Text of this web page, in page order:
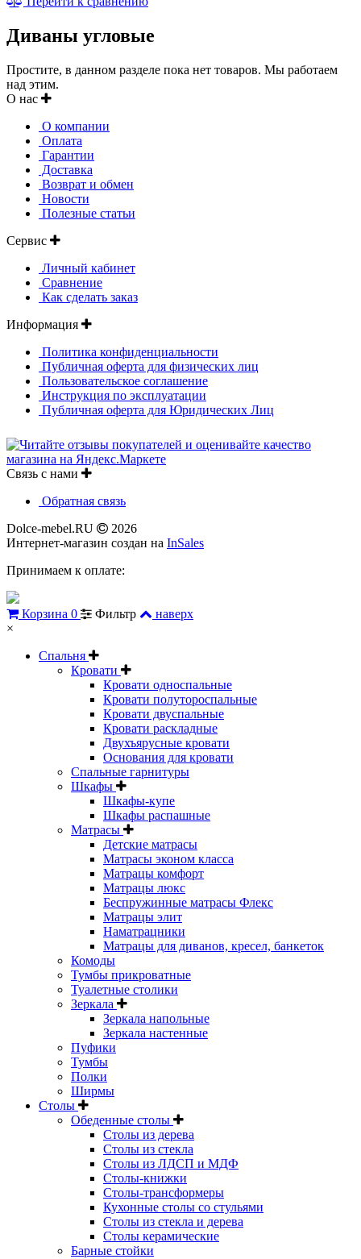
Диваны угловые
Простите, в данном разделе пока нет товаров. Мы работаем
над этим.
О нас
О компании
Оплата
Гарантии
Доставка
Возврат и обмен
Новости
Полезные статьи
Сервис
Личный кабинет
Сравнение
Как сделать заказ
Информация
Политика конфиденциальности
Публичная оферта для физических лиц
Пользовательское соглашение
Инструкция по эксплуатации
Публичная оферта для Юридических Лиц
Связь с нами
Обратная связь
Dolce-mebel.RU
2026
Интернет-магазин создан на InSales
Принимаем к оплате:
Корзина 0 Фильтр
наверх
×
Спальня
Кровати
Кровати односпальные
Кровати полутороспальные
Кровати двуспальные
Кровати раскладные
Двухъярусные кровати
Основания для кровати
Спальные гарнитуры
Шкафы
Шкафы-купе
Шкафы распашные
Матрасы
Детские матрасы
Матрасы эконом класса
Матрацы комфорт
Матрацы люкс
Беспружинные матрасы Флекс
Матрацы элит
Наматрацники
Матрацы для диванов, кресел, банкеток
Комоды
Тумбы прикроватные
Туалетные столики
Зеркала
Зеркала напольные
Зеркала настенные
Пуфики
Тумбы
Полки
Ширмы
Столы
Обеденные столы
Столы из дерева
Столы из стекла
Столы из ЛДСП и МДФ
Столы-книжки
Столы-трансформеры
Кухонные столы со стульями
Столы из стекла и дерева
Столы керамические
Барные стойки